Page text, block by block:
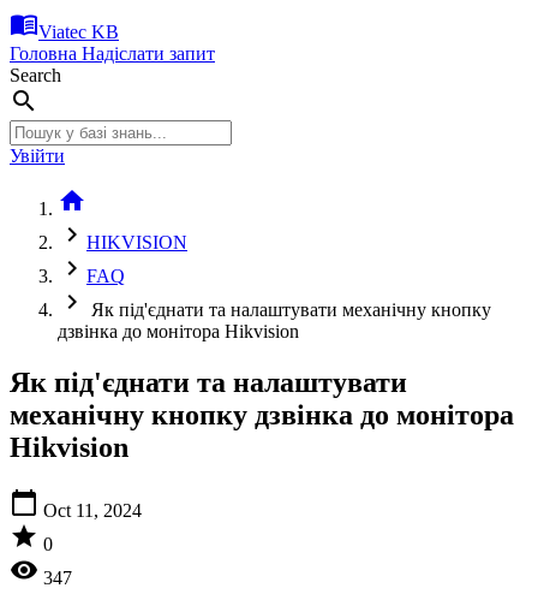
menu_bookViatec KB
Головна Надіслати запит
Search
search
Увійти
home
chevron_right HIKVISION
chevron_right FAQ
chevron_right
Як під'єднати та налаштувати механічну кнопку
дзвінка до монітора Hikvision
Як під'єднати та налаштувати
механічну кнопку дзвінка до монітора
Hikvision
calendar_today Oct 11, 2024
star 0
visibility 347